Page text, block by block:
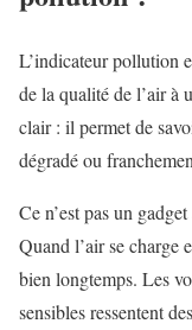
L’indicateur pollution
de la qualité de l’air à
clair : il permet de
dégradé ou
Ce n’est pas un
Quand l’air se charge
bien longtemps. Les
sensibles ressentent